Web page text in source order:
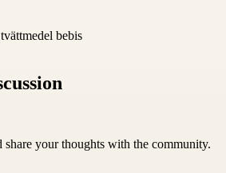
bebis
share your thoughts with the community.